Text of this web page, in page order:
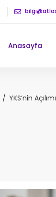
Anasayfa
YKS’nin